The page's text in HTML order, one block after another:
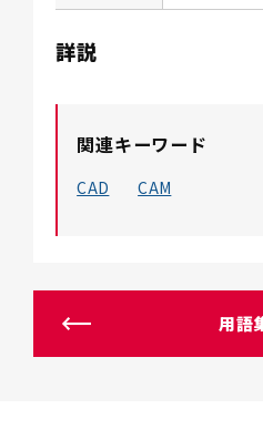
詳説
関連キーワード
CAD CAM
用語